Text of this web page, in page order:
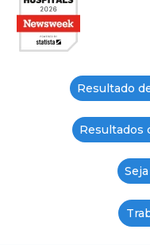
Resultado
Resultados